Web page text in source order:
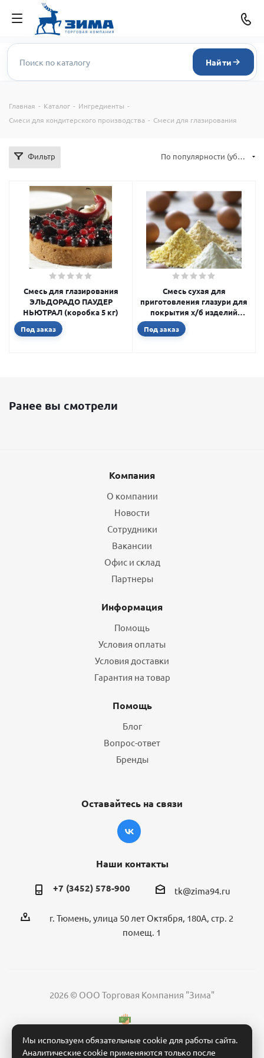
Найти
Главная - Каталог - Ингредиенты -
Смеси для кондитерского производства - Смеси для глазирования
Фильтр По популярности (убывание)
Смесь для глазирования
ЭЛЬДОРАДО ПАУДЕР
НЬЮТРАЛ (коробка 5 кг)
Под заказ
Смесь сухая для
приготовления глазури для
покрытия х/б изделий
"Овекс ZE" (4 кг) 700011024
Под заказ
Ранее вы смотрели
Компания
О компании
Новости
Сотрудники
Вакансии
Офис и склад
Партнеры
Информация
Помощь
Условия оплаты
Условия доставки
Гарантия на товар
Помощь
Блог
Вопрос-ответ
Бренды
Оставайтесь на связи
Наши контакты
+7 (3452) 578-900 tk@zima94.ru
г. Тюмень, улица 50 лет Октября, 180А, стр. 2
помещ. 1
2026 © ООО Торговая Компания "Зима"
Мы используем обязательные cookie для работы сайта.
Аналитические cookie применяются только после